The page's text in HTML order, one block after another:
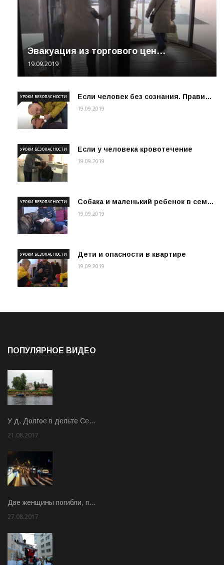
Эвакуация из торгового цен…
19.09.2019
Если человек без сознания. Прави…
УРОКИ БЕЗОПАСНОСТИ
19.09.2019
Если у человека кровотечение
УРОКИ БЕЗОПАСНОСТИ
19.09.2019
Собака и маленький ребенок в сем…
УРОКИ БЕЗОПАСНОСТИ
19.09.2019
Дети и опасности в квартире
УРОКИ БЕЗОПАСНОСТИ
19.09.2019
ПОПУЛЯРНОЕ ВИДЕО
У д. Долгое в дельте Се…
21.08.2017
Две женщины погибли, п…
27.08.2017